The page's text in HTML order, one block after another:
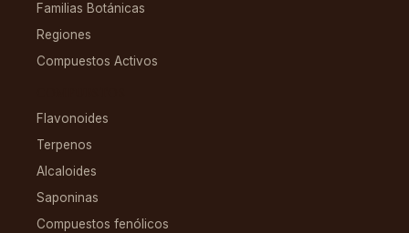
Familias Botánicas
Regiones
Compuestos Activos
Flavonoides
Terpenos
Alcaloides
Saponinas
Compuestos fenólicos